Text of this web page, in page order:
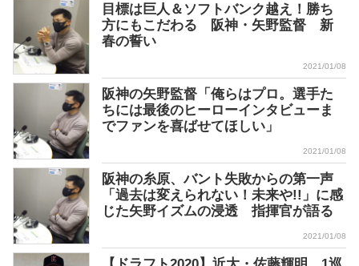
目標は巨人＆ソフトバンク越え！勝ち
方にもこだわる 阪神・矢野監督 新
春の誓い
2021/01/08
阪神の矢野監督「俺らはプロ。選手た
ちには最後のヒーローインタビューま
でファンを喜ばせてほしい」
2021/01/08
阪神の糸原、バント失敗からの第一声
「過去は変えられない！未来や!!」に感
じた矢野イズムの浸透 指揮官が語る
2021/01/08